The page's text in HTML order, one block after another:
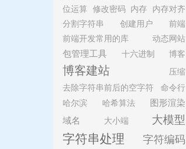
位运算 修改密码 内存
内存对齐
分割字符串
创建用户
前端
前端开发常用的库
动态网站
包管理工具
十六进制 博客
博客建站
压缩
去除字符串前后的空字符
命令行
哈尔滨
哈希算法
图形渲染
域名
大小端 大模型
字符串处理 字符编码